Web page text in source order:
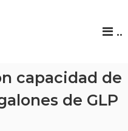
..
capacidad de
de GLP